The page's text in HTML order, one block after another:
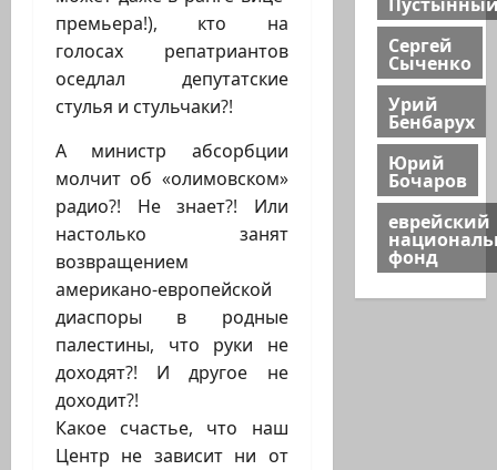
премьера!), кто на
голосах репатриантов
оседлал депутатские
стулья и стульчаки?!
А министр абсорбции
молчит об «олимовском»
радио?! Не знает?! Или
настолько занят
возвращением
американо-европейской
диаспоры в родные
палестины, что руки не
доходят?! И другое не
доходит?!
Какое счастье, что наш
Центр не зависит ни от
Сергей
Сыченко
Урий
Бенбарух
Юрий
Бочаров
еврейский
фонд